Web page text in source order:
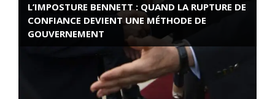
L’IMPOSTURE BENNETT : QUAND LA RUPTURE DE
CONFIANCE DEVIENT UNE MÉTHODE DE
GOUVERNEMENT
ROSE VALLAND, HEROÏNE DE LA RESISTANCE